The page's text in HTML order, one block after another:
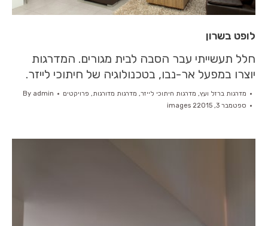
לופט בשרון
חלל תעשייתי עבר הסבה לבית מגורים. המדרגות
יוצרו במפעל אר-נבו, בטכנולוגיה של חיתוכי לייזר.
מדרגות ברזל ועץ, מדרגות חיתוכי לייזר, מדרגות מדורגות, פרויקטים By admin
ספטמבר 3, 2015
2 images